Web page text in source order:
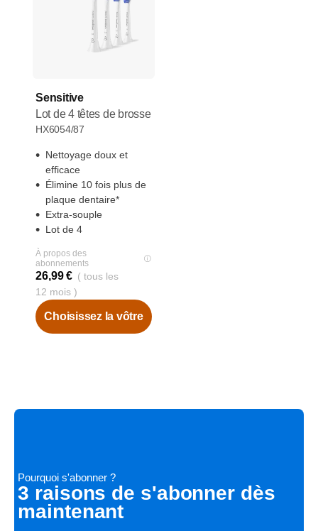
Sensitive
Lot de 4 têtes de brosse
HX6054/87
Nettoyage doux et
efficace
Élimine 10 fois plus de
plaque dentaire*
Extra-souple
Lot de 4
À propos des
abonnements
26,99 € ( tous les
12 mois )
Choisissez la vôtre
Pourquoi s'abonner ?
3 raisons de s'abonner dès
maintenant